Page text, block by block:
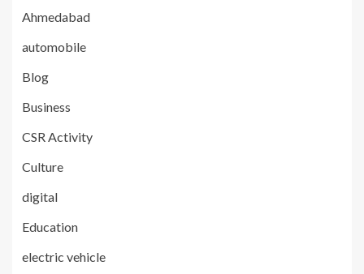
Ahmedabad
automobile
Blog
Business
CSR Activity
Culture
digital
Education
electric vehicle